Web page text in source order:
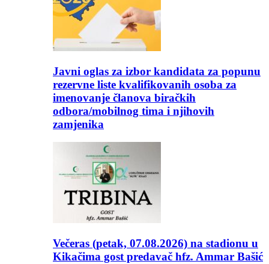
Javni oglas za izbor kandidata za popunu
rezervne liste kvalifikovanih osoba za
imenovanje članova biračkih
odbora/mobilnog tima i njihovih
zamjenika
Večeras (petak, 07.08.2026) na stadionu u
Kikačima gost predavač hfz. Ammar Bašić